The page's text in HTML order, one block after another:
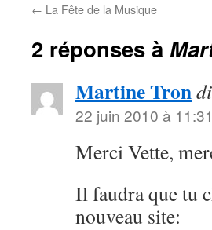
← La Fête de la Musique
2 réponses à
Martine Tron
22 juin 2010 à 11:31
Merci Vette,
Il faudra que tu
nouveau site: